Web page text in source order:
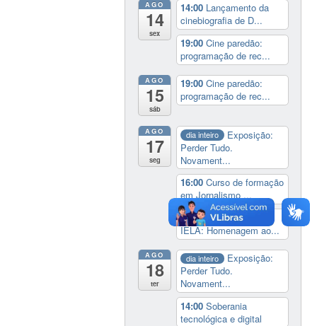
AGO
14
sex
14:00 Lançamento da
cinebiografia de D...
19:00Cine paredão:
programação de rec...
AGO
15
sáb
19:00Cine paredão:
programação de rec...
AGO
17
seg
dia inteiro
Exposição:
Perder Tudo.
Novament...
16:00Curso de formação
em Jornalismo ...
19:00 Aula Magna do
IELA: Homenagem ao...
AGO
18
ter
dia inteiro
Exposição:
Perder Tudo.
Novament...
14:00Soberania
tecnológica e digital